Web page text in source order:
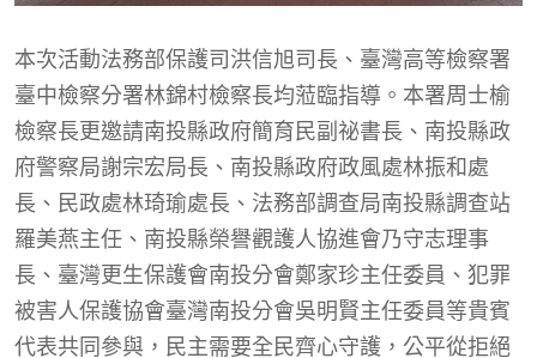
本次活動法務部保護司洪信旭司長、臺灣高等檢察署
臺中檢察分署林錦村檢察長均蒞臨指導。本署周士榆
檢察長更邀請南投縣政府簡育民副祕書長、南投縣政
府警察局謝宗宏局長、南投縣政府政風處林振和處
長、民政處林琦瑜處長、法務部調查局南投縣調查站
羅美燕主任、南投縣榮譽觀護人協進會乃守志理事
長、臺灣更生保護會南投分會鄭家珍主任委員、犯罪
被害人保護協會臺灣南投分會吳明賢主任委員等貴賓
代表共同參與，民主需要全民齊心守護，公平從拒絕